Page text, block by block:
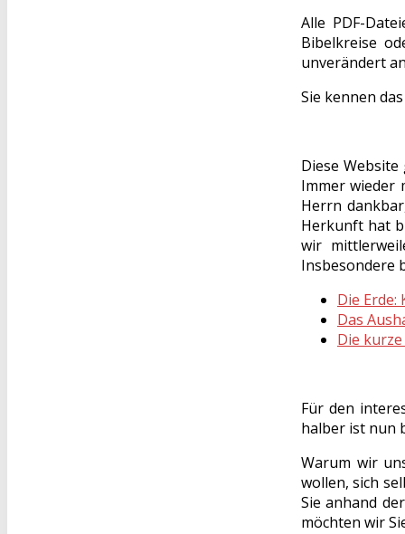
Alle PDF-
Bibelkreise
unverändert
Sie kennen
Diese
Immer wieder
Herrn
Herkunft hat
wir
Insbesondere
Die Erde:
Das
Die
Für den
halber ist nun
Warum wir
wollen, sich
Sie anhand
möchten wir